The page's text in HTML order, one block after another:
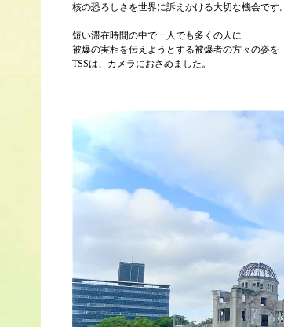
核の恐ろしさを世界に訴えかける大切な機会です。
短い滞在時間の中で一人でも多くの人に
被爆の実相を伝えようとする被爆者の方々の姿を
TSSは、カメラにおさめました。